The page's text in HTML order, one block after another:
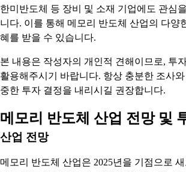
한미반도체 등 장비 및 소재 기업에도 관심
니다. 이를 통해 메모리 반도체 산업의 다양
혜를 받을 수 있습니다.
본 내용은 작성자의 개인적 견해이므로, 투
활용해주시기 바랍니다. 항상 충분한 조사
중한 투자 결정을 내리시길 권장합니다.
메모리 반도체 산업 전망 및
산업 전망
메모리 반도체 산업은 2025년을 기점으로